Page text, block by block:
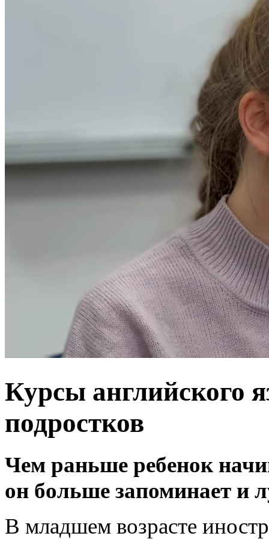
Курсы английского
подростков
Чем раньше ребенок
он больше запоминает и
В младшем возрасте